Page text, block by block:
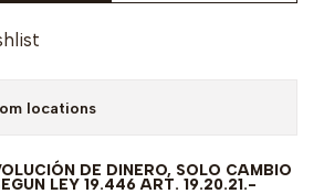
locations
DE DINERO, SOLO CAMBIO
LEY 19.446 ART. 19.20.21.-